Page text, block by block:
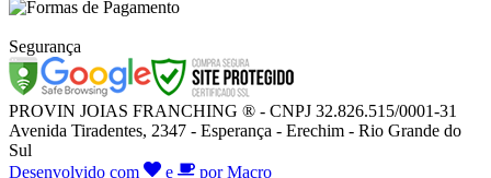
Segurança
PROVIN JOIAS FRANCHING ® - CNPJ 32.826.515/0001-31
Avenida Tiradentes, 2347 - Esperança - Erechim - Rio Grande do
Sul
Desenvolvido com
e por Macro